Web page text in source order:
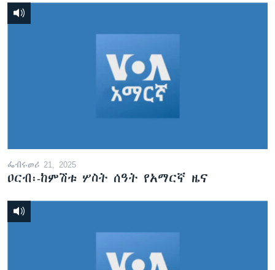
ፌብሩወሪ 21, 2025
ዐርብ፡-ከምሽቱ ሦስት ሰዓት የአማርኛ ዜና